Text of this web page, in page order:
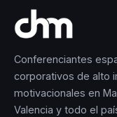
Conferenciantes
corporativos de alto
motivacionales en
Valencia y todo el